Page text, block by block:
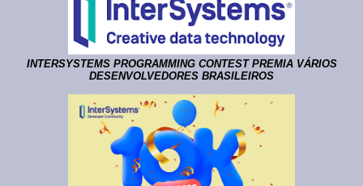
INTERSYSTEMS PROGRAMMING CONTEST PREMIA VÁRIOS
DESENVOLVEDORES BRASILEIROS